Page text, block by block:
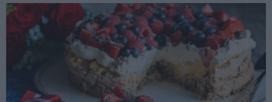
Hopp
hovedinnhold